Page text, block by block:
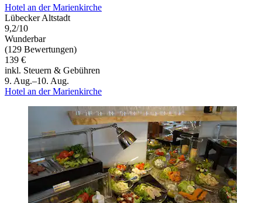
Hotel an der Marienkirche
Lübecker Altstadt
9,2/10
Wunderbar
(129 Bewertungen)
139 €
inkl. Steuern & Gebühren
9. Aug.–10. Aug.
Hotel an der Marienkirche